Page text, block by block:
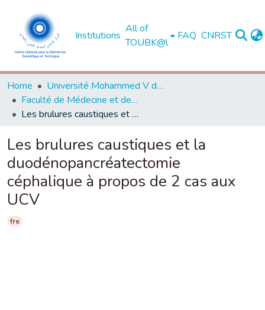
Institutions
All of
TOUBK@l
FAQ CNRST
Home
Université Mohammed V de Rabat
Faculté de Médecine et de Pharmacie - Rabat
Les brulures caustiques et la duodénopancréatectomie céphalique à propos de 2 cas aux UCV
Les brulures caustiques et la
duodénopancréatectomie
céphalique à propos de 2 cas aux
UCV
fre